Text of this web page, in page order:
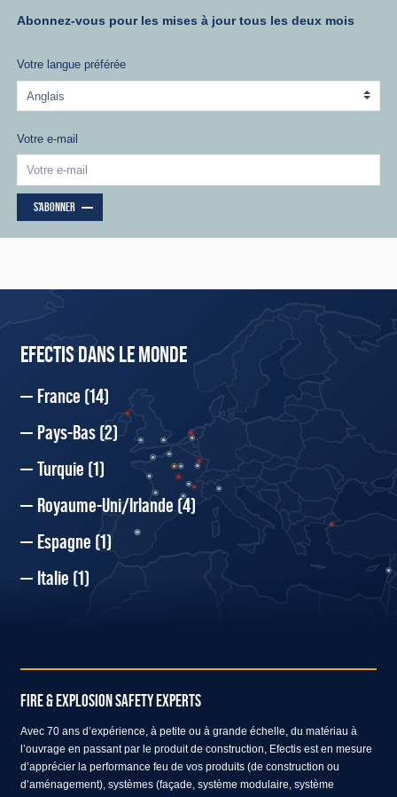
Abonnez-vous pour les mises à jour tous les deux mois
Votre langue préférée
Votre e-mail
S'ABONNER
EFECTIS DANS LE MONDE
France (14)
Pays-Bas(2)
Turquie (1)
Royaume-Uni/Irlande (4)
Espagne (1)
Italie (1)
FIRE & EXPLOSION SAFETY EXPERTS
Avec 70 ans d’expérience, à petite ou à grande échelle, du matériau à
l’ouvrage en passant par le produit de construction, Efectis est en mesure
d’apprécier la performance feu de vos produits (de construction ou
d’aménagement), systèmes (façade, système modulaire, système